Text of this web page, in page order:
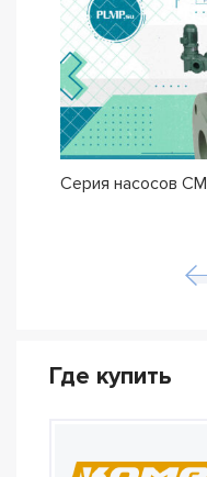
Серия насосов
Где купить